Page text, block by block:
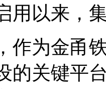
用以来，
作为金甬
的关键平